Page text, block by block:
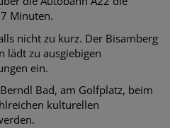
Minuten.
nicht zu kurz. Der Bisamberg
lädt zu ausgiebigen
ein.
Bad, am Golfplatz, beim
kulturellen